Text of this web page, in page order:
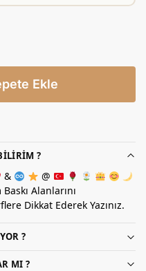
Ekle
?
&
@
Alanlarını
Dikkat Ederek Yazınız.
?
MI ?